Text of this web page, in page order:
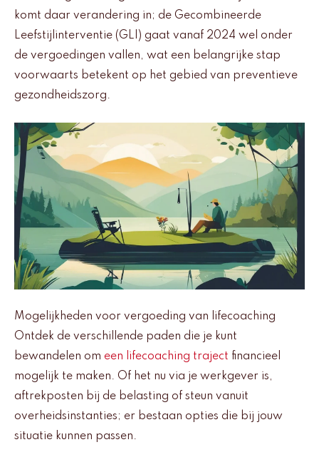
komt daar verandering in; de Gecombineerde
Leefstijlinterventie (GLI) gaat vanaf 2024 wel onder
de vergoedingen vallen, wat een belangrijke stap
voorwaarts betekent op het gebied van preventieve
gezondheidszorg.
Mogelijkheden voor vergoeding van lifecoaching
Ontdek de verschillende paden die je kunt
bewandelen om een lifecoaching traject financieel
mogelijk te maken. Of het nu via je werkgever is,
aftrekposten bij de belasting of steun vanuit
overheidsinstanties; er bestaan opties die bij jouw
situatie kunnen passen.